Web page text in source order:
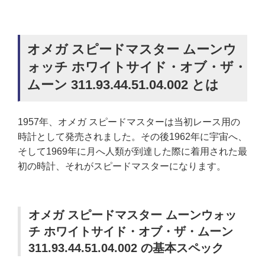
オメガ スピードマスター ムーンウ
ォッチ ホワイトサイド・オブ・ザ・
ムーン 311.93.44.51.04.002 とは
1957年、オメガ スピードマスターは当初レース用の
時計として発売されました。その後1962年に宇宙へ、
そして1969年に月へ人類が到達した際に着用された最
初の時計、それがスピードマスターになります。
オメガ スピードマスター ムーンウォッ
チ ホワイトサイド・オブ・ザ・ムーン
311.93.44.51.04.002 の基本スペック